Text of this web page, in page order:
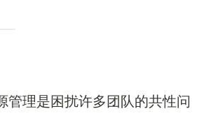
理是困扰许多团队的共性问